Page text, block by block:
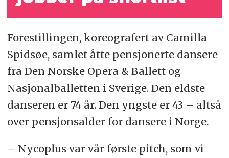
Forestillingen, koreografert av Camilla
Spidsøe, samlet åtte pensjonerte dansere
fra Den Norske Opera & Ballett og
Nasjonalballetten i Sverige. Den eldste
danseren er 74 år. Den yngste er 43 – altså
over pensjonsalder for dansere i Norge.
– Nycoplus var vår første pitch, som vi